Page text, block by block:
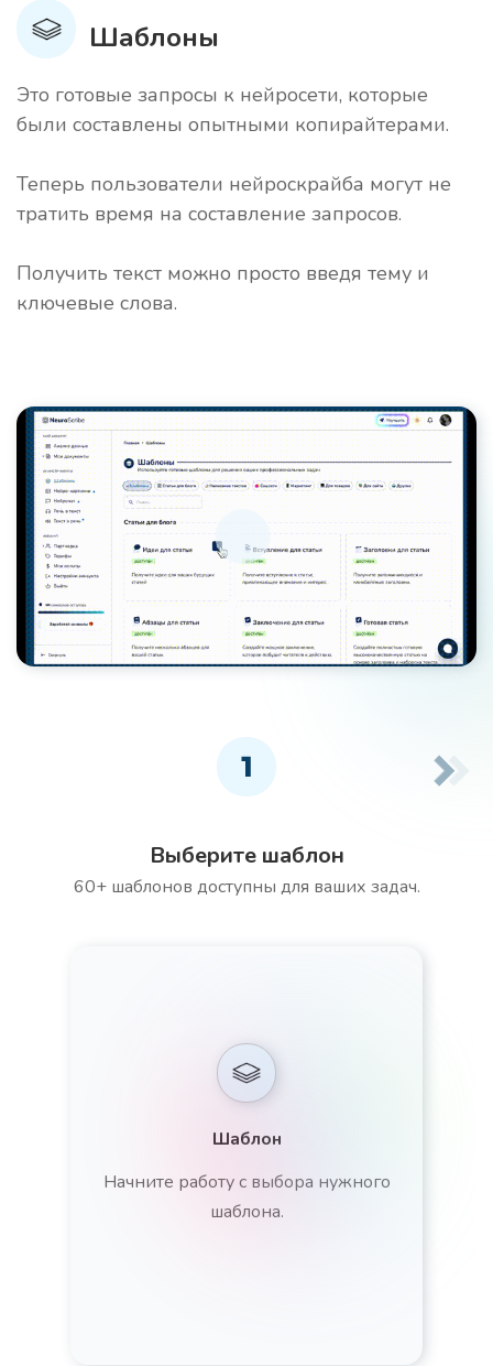
Шаблоны
Это готовые запросы к нейросети, которые
были составлены опытными копирайтерами.
Теперь пользователи нейроскрайба могут не
тратить время на составление запросов.
Получить текст можно просто введя тему и
ключевые слова.
1
Выберите шаблон
60+ шаблонов доступны для ваших задач.
Шаблон
Начните работу с выбора нужного
шаблона.